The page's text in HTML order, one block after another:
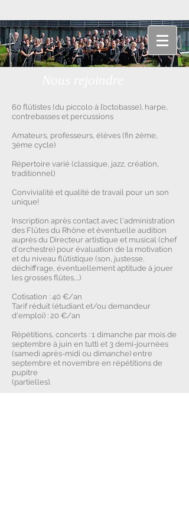
60 flûtistes (du piccolo à l’octobasse), harpe,
contrebasses et percussions
Amateurs, professeurs, élèves (fin 2ème,
3ème cycle)
Répertoire varié (classique, jazz, création,
traditionnel)
Convivialité et qualité de travail pour un son
unique!
Inscription après contact avec l'administration
des Flûtes du Rhône et éventuelle audition
auprès du Directeur artistique et musical (chef
d'orchestre) pour évaluation de la motivation
et du niveau flûtistique (son, justesse,
déchiffrage, éventuellement aptitude à jouer
les grosses flûtes,...)
Cotisation : 40 €/an
Tarif réduit (étudiant et/ou demandeur
d'emploi) : 20 €/an
Répétitions, concerts : 1 dimanche par mois de
septembre à juin en tutti et 3 demi-journées
(samedi après-midi ou dimanche) entre
septembre et novembre en répétitions de
pupitre
(partielles).